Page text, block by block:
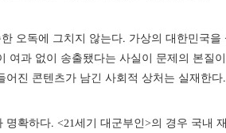
오독에 그치지 않는다. 가상의 대한민국
여과 없이 송출됐다는 사실이 문제의 본질
진 콘텐츠가 남긴 사회적 상처는 실재한다.
확하다. <21세기 대군부인>의 경우 국내